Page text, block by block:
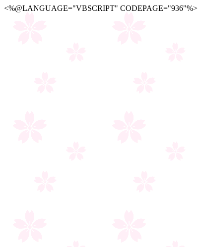
<%@LANGUAGE="VBSCRIPT" CODEPAGE="936"%>